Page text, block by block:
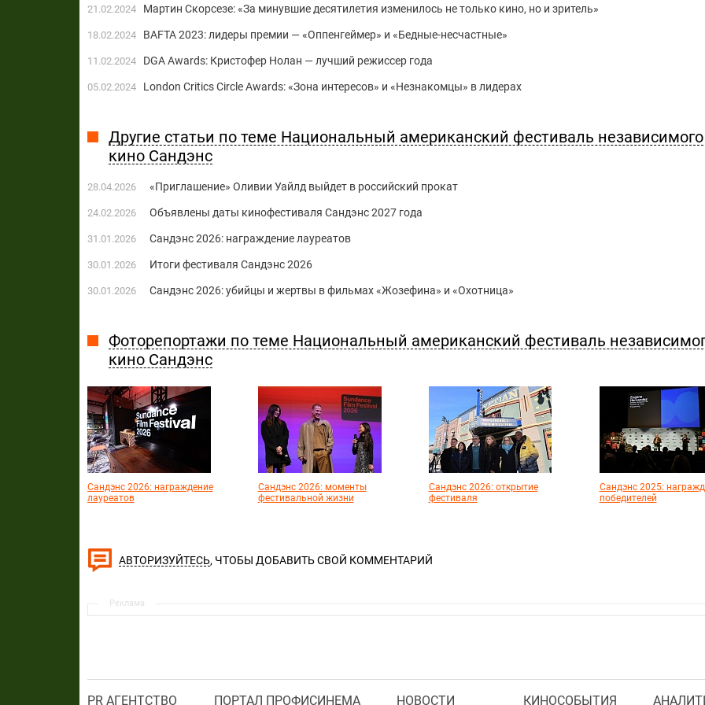
21.02.2024 Мартин Скорсезе: «За минувшие десятилетия изменилось не только кино, но и зритель»
18.02.2024 BAFTA 2023: лидеры премии — «Оппенгеймер» и «Бедные-несчастные»
11.02.2024 DGA Awards: Кристофер Нолан — лучший режиссер года
05.02.2024 London Critics Circle Awards: «Зона интересов» и «Незнакомцы» в лидерах
Другие статьи по теме Национальный американский фестиваль независимого
кино Сандэнс
28.04.2026 «Приглашение» Оливии Уайлд выйдет в российский прокат
24.02.2026 Объявлены даты кинофестиваля Сандэнс 2027 года
31.01.2026 Сандэнс 2026: награждение лауреатов
30.01.2026 Итоги фестиваля Сандэнс 2026
30.01.2026 Сандэнс 2026: убийцы и жертвы в фильмах «Жозефина» и «Охотница»
Фоторепортажи по теме Национальный американский фестиваль
кино Сандэнс
Сандэнс 2026: награждение
лауреатов
Сандэнс 2026: моменты
фестивальной жизни
Сандэнс 2026: открытие
фестиваля
Сандэнс 2025:
победителей
АВТОРИЗУЙТЕСЬ, ЧТОБЫ ДОБАВИТЬ СВОЙ КОММЕНТАРИЙ
Реклама
PR АГЕНТСТВО ПОРТАЛ ПРОФИСИНЕМА НОВОСТИ КИНОСОБЫТИЯ